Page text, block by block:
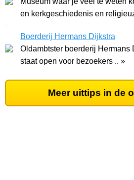
en kerkgeschiedenis en
Boerderij Hermans Dijkstra
Oldambtster boerderij Hermans
staat open voor bezoekers .. »
Meer uittips in de